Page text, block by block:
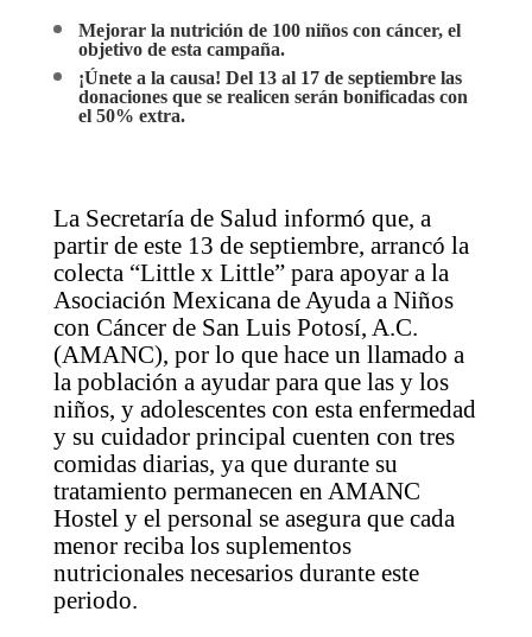
Mejorar la nutrición de 100 niños con cáncer, el
objetivo de esta campaña.
¡Únete a la causa! Del 13 al 17 de septiembre las
donaciones que se realicen serán bonificadas con
el 50% extra.
La Secretaría de Salud informó que, a
partir de este 13 de septiembre, arrancó la
colecta “Little x Little” para apoyar a la
Asociación Mexicana de Ayuda a Niños
con Cáncer de San Luis Potosí, A.C.
(AMANC), por lo que hace un llamado a
la población a ayudar para que las y los
niños, y adolescentes con esta enfermedad
y su cuidador principal cuenten con tres
comidas diarias, ya que durante su
tratamiento permanecen en AMANC
Hostel y el personal se asegura que cada
menor reciba los suplementos
nutricionales necesarios durante este
periodo.